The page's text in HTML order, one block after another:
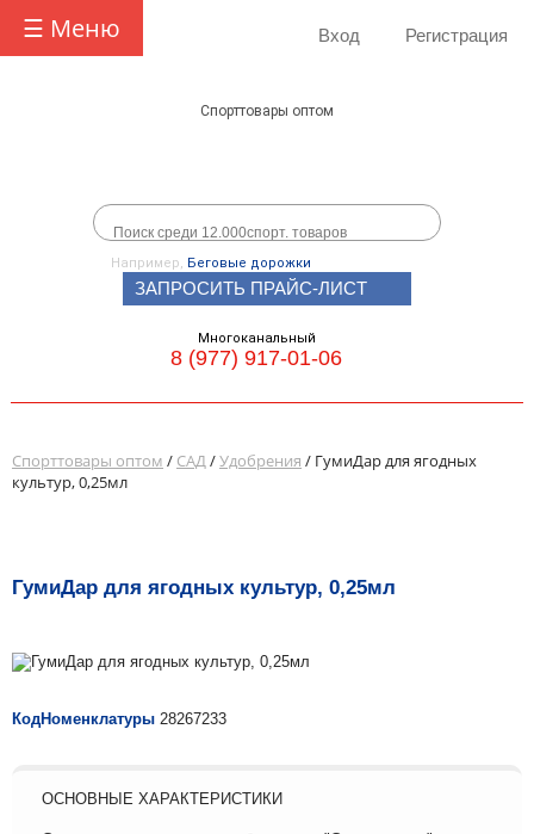
☰ Меню Вход Регистрация
Спорттовары оптом
Например, Беговые дорожки
ЗАПРОСИТЬ ПРАЙС-ЛИСТ
Многоканальный
8 (977) 917-01-06
Спорттовары оптом / САД/Удобрения / ГумиДар для ягодных
культур, 0,25мл
ГумиДар для ягодных культур, 0,25мл
КодНоменклатуры 28267233
ОСНОВНЫЕ ХАРАКТЕРИСТИКИ